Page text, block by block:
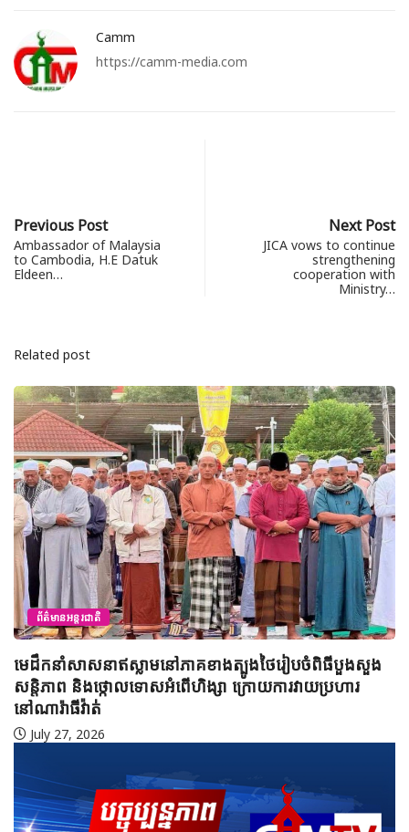
Camm
https://camm-media.com
Previous Post
Ambassador of Malaysia
to Cambodia, H.E Datuk
Eldeen…
Next Post
JICA vows to continue
strengthening
cooperation with
Ministry…
Related post
ព័ត៌មានអន្តរជាតិ
កនាំសាសនាឥស្លាមនៅភាគខាងត្បូងថៃរៀបចំពិធីបួងសួង
ាព និងថ្កោលទោសអំពើហិង្សា ក្រោយការវាយប្រហារ
រ៉ាធីវ៉ាត់
27, 2026